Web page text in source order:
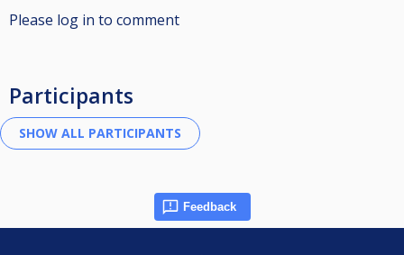
Please log in to comment
Participants
Feedback